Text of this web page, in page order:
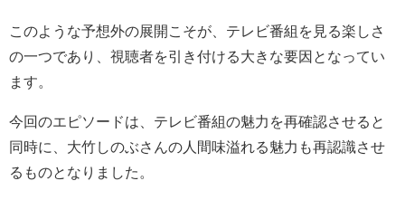
このような予想外の展開こそが、テレビ番組を見る楽しさ
の一つであり、視聴者を引き付ける大きな要因となってい
ます。
今回のエピソードは、テレビ番組の魅力を再確認させると
同時に、大竹しのぶさんの人間味溢れる魅力も再認識させ
るものとなりました。